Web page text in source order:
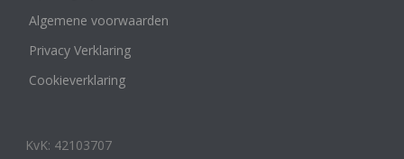
Algemene voorwaarden
Privacy Verklaring
Cookieverklaring
KvK: 42103707